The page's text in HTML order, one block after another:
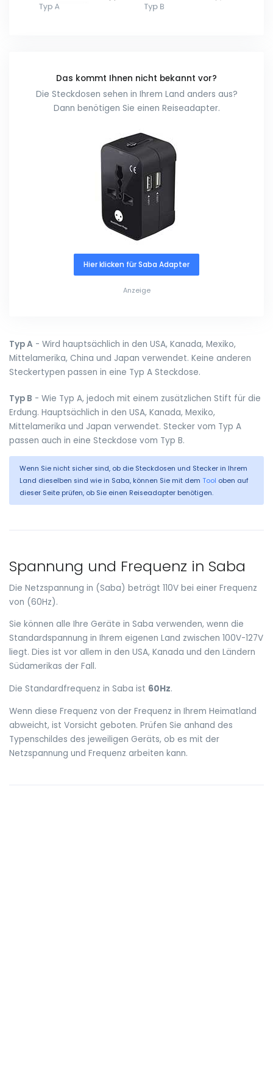
Das kommt Ihnen nicht bekannt vor?
Die Steckdosen sehen in Ihrem Land anders aus?
Dann benötigen Sie einen Reiseadapter.
Hier klicken für Saba Adapter
Anzeige
Typ A - Wird hauptsächlich in den USA, Kanada, Mexiko,
Mittelamerika, China und Japan verwendet. Keine anderen
Steckertypen passen in eine Typ A Steckdose.
Typ B - Wie Typ A, jedoch mit einem zusätzlichen Stift für die
Erdung. Hauptsächlich in den USA, Kanada, Mexiko,
Mittelamerika und Japan verwendet. Stecker vom Typ A
passen auch in eine Steckdose vom Typ B.
Wenn Sie nicht sicher sind, ob die Steckdosen und Stecker in Ihrem
Land dieselben sind wie in Saba, können Sie mit dem Tool oben auf
dieser Seite prüfen, ob Sie einen Reiseadapter benötigen.
Spannung und Frequenz in Saba
Die Netzspannung in (Saba) beträgt 110V bei einer Frequenz
von (60Hz).
Sie können alle Ihre Geräte in Saba verwenden, wenn die
Standardspannung in Ihrem eigenen Land zwischen 100V-127V
liegt. Dies ist vor allem in den USA, Kanada und den Ländern
Südamerikas der Fall.
Die Standardfrequenz in Saba ist 60Hz.
Wenn diese Frequenz von der Frequenz in Ihrem Heimatland
abweicht, ist Vorsicht geboten. Prüfen Sie anhand des
Typenschildes des jeweiligen Geräts, ob es mit der
Netzspannung und Frequenz arbeiten kann.